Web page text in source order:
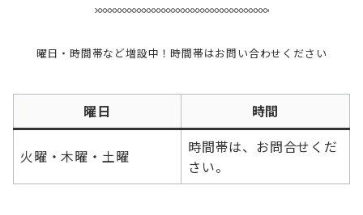
曜日・時間帯など増設中！時間帯はお問い合わせください
曜日 時間
火曜・木曜・土曜
時間帯は、お問合せくだ
さい。